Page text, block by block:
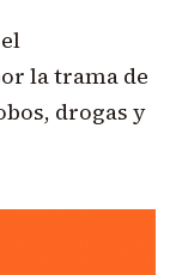
la trama de
drogas y